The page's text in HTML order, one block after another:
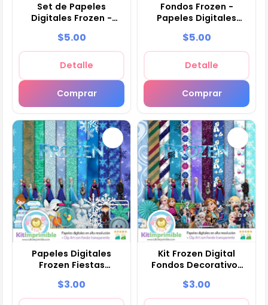
Set de Papeles
Digitales Frozen -
Scrapbooking
$5.00
Detalle
Comprar
Fondos Frozen -
Papeles Digitales
$5.00
Detalle
Comprar
Papeles Digitales
Frozen Fiestas
$3.00
Kit Frozen Digital
Fondos Decorativos
$3.00